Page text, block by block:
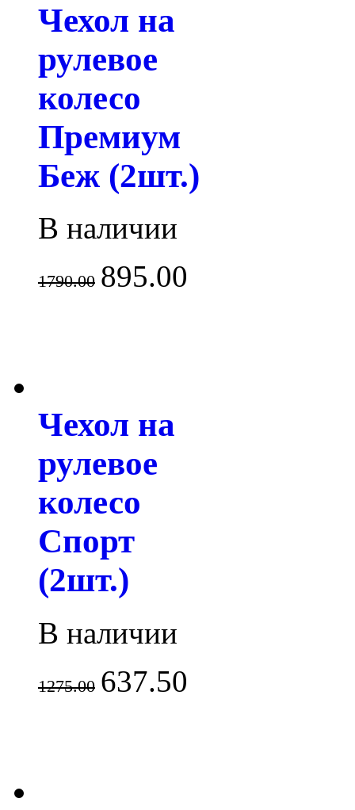
Чехол на
рулевое
колесо
Премиум
Беж (2шт.)
В наличии
1790.00 895.00
Чехол на
рулевое
колесо
Спорт
(2шт.)
В наличии
1275.00 637.50